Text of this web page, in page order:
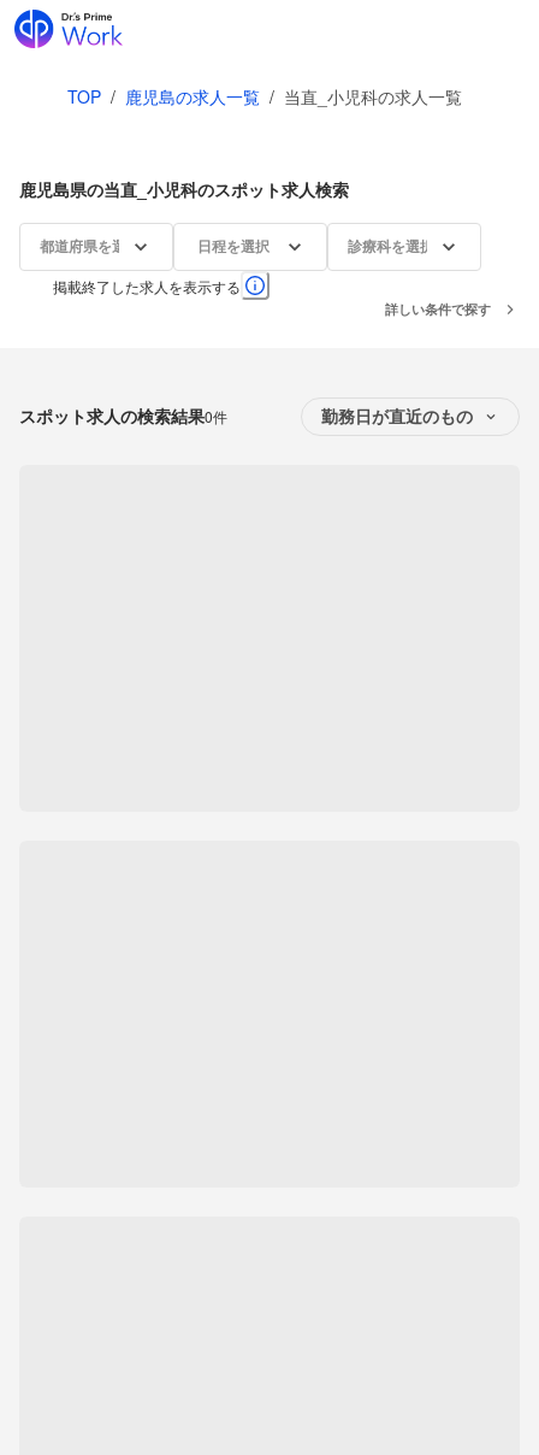
TOP / 鹿児島の求人一覧 / 当直_小児科の求人一覧
鹿児島県の当直_小児科のスポット求人検索
都道府県を選択 日程を選択 診療科を選択
掲載終了した求人を表示する
詳しい条件で探す
スポット求人の検索結果0件 勤務日が直近のもの